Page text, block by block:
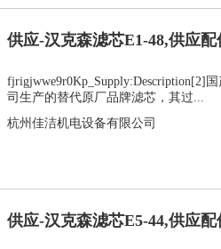
供应-汉克森滤芯E1-48,供应配
fjrigjwwe9r0Kp_Supply:Description[2]
司生产的替代原厂品牌滤芯，其过...
杭州佳洁机电设备有限公司
供应-汉克森滤芯E5-44,供应配